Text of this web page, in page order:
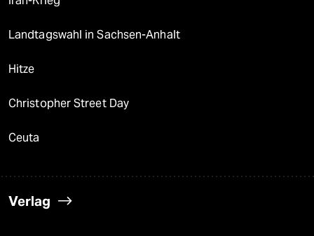
Landtagswahl in Sachsen-Anhalt
Hitze
Christopher Street Day
Ceuta
Verlag